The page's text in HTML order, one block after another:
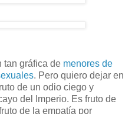
tan gráfica de menores de
. Pero quiero dejar en
de un odio ciego y
del Imperio. Es fruto de
de la empatía por